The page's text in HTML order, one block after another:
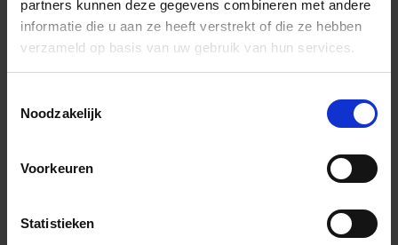
partners kunnen deze gegevens combineren met andere
informatie die u aan ze heeft verstrekt of die ze hebben
verzameld op basis van uw gebruik van hun services.
Noodzakelijk
Voorkeuren
Statistieken
GLSEB150T/150
Trapprofiel-
smal, R10
T -
transparant
T -
transparant
T -